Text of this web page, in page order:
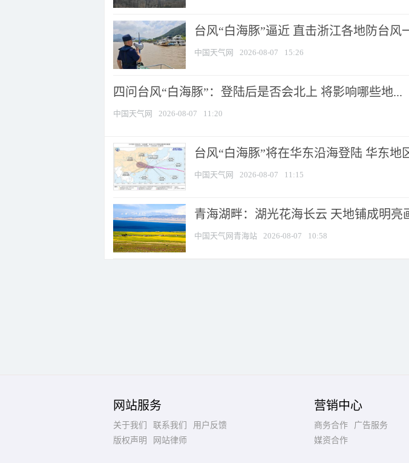
台风“白海豚”逼近 直击浙江各地防台风
中国天气网 2026-08-07 15:26
四问台风“白海豚”：登陆后是否会北上 将影响哪些地...
中国天气网 2026-08-07 11:20
台风“白海豚”将在华东沿海登陆 华东地
中国天气网 2026-08-07 11:15
青海湖畔：湖光花海长云 天地铺成明亮
中国天气网青海站 2026-08-07 10:58
网站服务
关于我们 联系我们
用户反馈
版权声明
网站律师
营销中心
商务合作
广告服务
媒资合作